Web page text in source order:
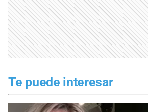
Te puede interesar